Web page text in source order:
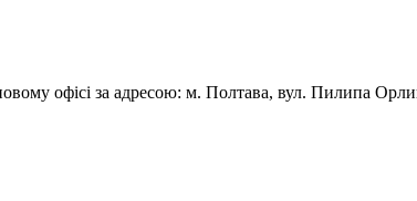
офісі за адресою: м. Полтава, вул. Пилипа